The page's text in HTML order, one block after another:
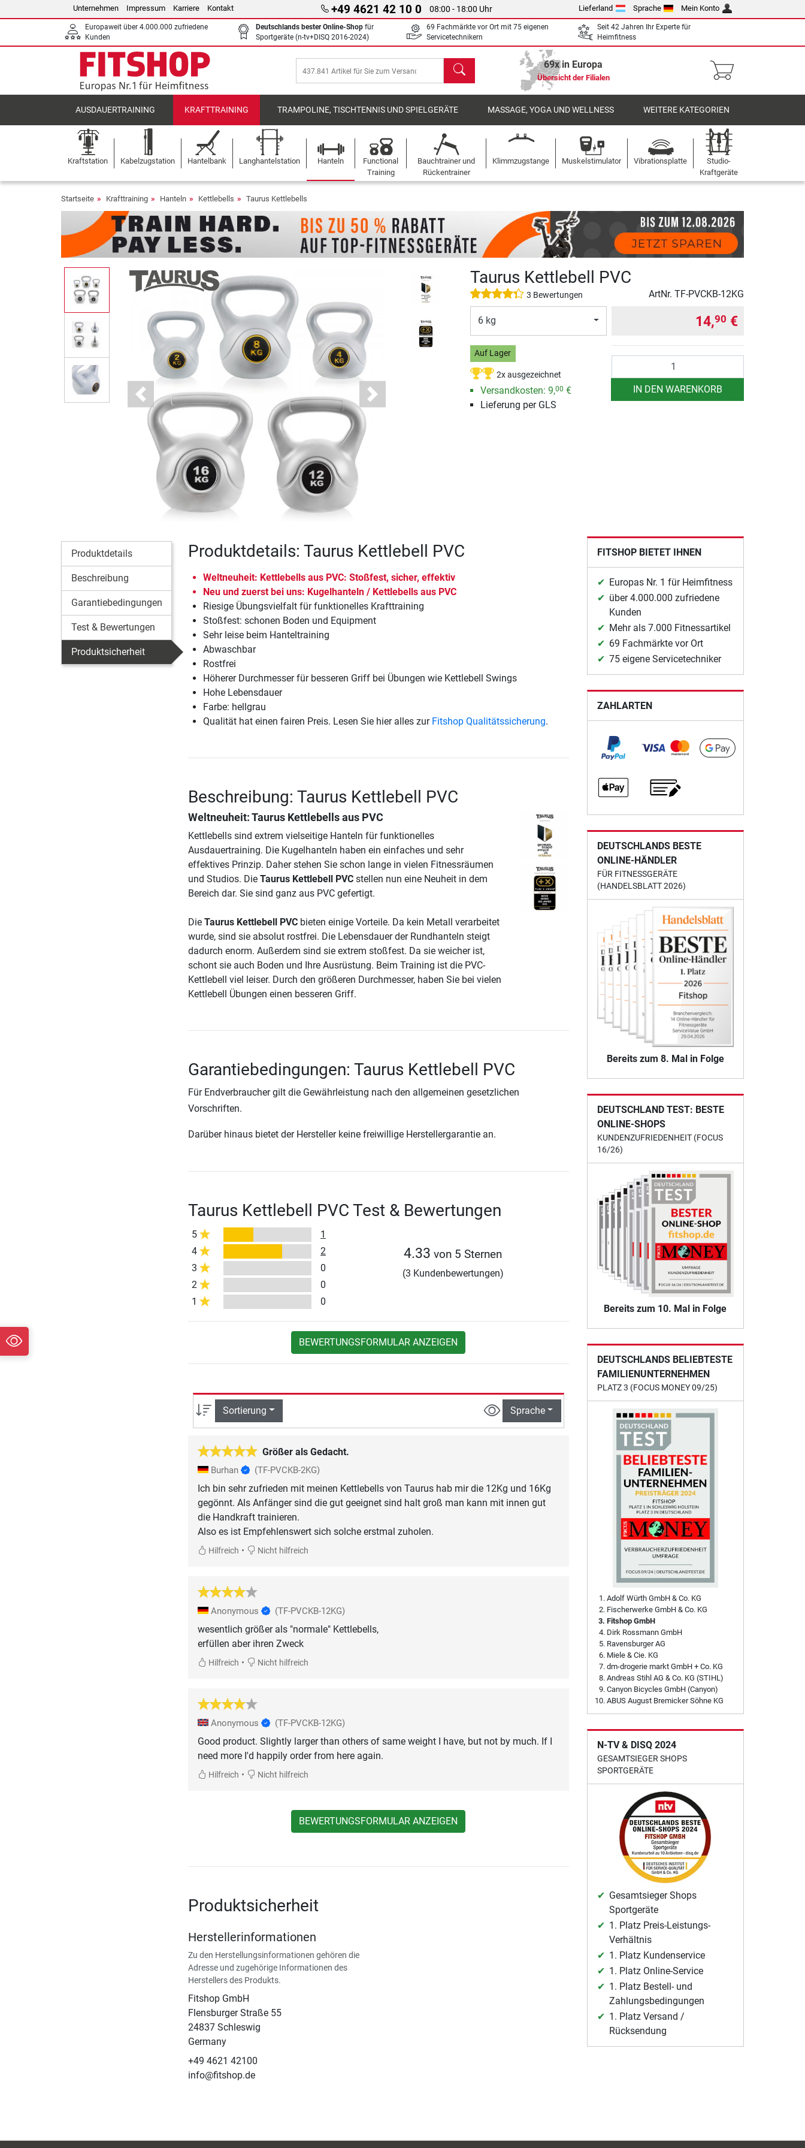
Unternehmen Impressum Karriere Kontakt +49 4621 42 10 0 08:00 - 18:00 Uhr Lieferland Sprache Mein Konto
Europaweit über 4.000.000 zufriedene
Kunden
Deutschlands bester Online-Shop für
Sportgeräte (n-tv+DISQ 2016-2024)
69 Fachmärkte vor Ort mit 75 eigenen
Servicetechnikern
Seit 42 Jahren Ihr Experte für
Heimfitness
Suchen 69x in Europa
Übersicht der Filialen
AUSDAUERTRAINING KRAFTTRAINING TRAMPOLINE, TISCHTENNIS UND SPIELGERÄTE MASSAGE, YOGA UND WELLNESS WEITERE KATEGORIEN
Kraftstation Kabelzugstation Hantelbank Langhantelstation Hanteln
Functional
Training
Bauchtrainer und
Rückentrainer
Klimmzugstange Muskelstimulator Vibrationsplatte
Studio-
Kraftgeräte
Startseite Krafttraining Hanteln Kettlebells Taurus Kettlebells
Previous Next
Taurus Kettlebell PVC
3 Bewertungen ArtNr. TF-PVCKB-12KG
6 kg
Auf Lager
2x ausgezeichnet
Versandkosten:9,00 €
Lieferung per GLS
14,90 €
IN DEN WARENKORB
Produktdetails
Beschreibung
Garantiebedingungen
Test & Bewertungen
Produktsicherheit
Produktdetails: Taurus Kettlebell PVC
Weltneuheit: Kettlebells aus PVC: Stoßfest, sicher, effektiv
Neu und zuerst bei uns: Kugelhanteln / Kettlebells aus PVC
Riesige Übungsvielfalt für funktionelles Krafttraining
Stoßfest: schonen Boden und Equipment
Sehr leise beim Hanteltraining
Abwaschbar
Rostfrei
Höherer Durchmesser für besseren Griff bei Übungen wie Kettlebell Swings
Hohe Lebensdauer
Farbe: hellgrau
Qualität hat einen fairen Preis. Lesen Sie hier alles zur Fitshop Qualitätssicherung.
Beschreibung: Taurus Kettlebell PVC
Weltneuheit: Taurus Kettlebells aus PVC
Kettlebells sind extrem vielseitige Hanteln für funktionelles
Ausdauertraining. Die Kugelhanteln haben ein einfaches und sehr
effektives Prinzip. Daher stehen Sie schon lange in vielen Fitnessräumen
und Studios. Die Taurus Kettlebell PVCstellen nun eine Neuheit in dem
Bereich dar. Sie sind ganz aus PVC gefertigt.
Die Taurus Kettlebell PVCbieten einige Vorteile. Da kein Metall verarbeitet
wurde, sind sie absolut rostfrei. Die Lebensdauer der Rundhanteln steigt
dadurch enorm. Außerdem sind sie extrem stoßfest. Da sie weicher ist,
schont sie auch Boden und Ihre Ausrüstung. Beim Training ist die PVC-
Kettlebell viel leiser. Durch den größeren Durchmesser, haben Sie bei vielen
Kettlebell Übungen einen besseren Griff.
Garantiebedingungen: Taurus Kettlebell PVC
Für Endverbraucher gilt die Gewährleistung nach den allgemeinen gesetzlichen
Vorschriften.
Darüber hinaus bietet der Hersteller keine freiwillige Herstellergarantie an.
Taurus Kettlebell PVC Test & Bewertungen
5
1
4
2
3
0
2
0
1
0
4.33 von 5 Sternen
(3 Kundenbewertungen)
BEWERTUNGSFORMULAR ANZEIGEN
Sortierung Sprache
Größer als Gedacht.
Burhan (TF-PVCKB-2KG)
Ich bin sehr zufrieden mit meinen Kettlebells von Taurus hab mir die 12Kg und 16Kg
gegönnt. Als Anfänger sind die gut geeignet sind halt groß man kann mit innen gut
die Handkraft trainieren.
Also es ist Empfehlenswert sich solche erstmal zuholen.
Hilfreich • Nicht hilfreich
Anonymous (TF-PVCKB-12KG)
wesentlich größer als "normale" Kettlebells,
erfüllen aber ihren Zweck
Hilfreich • Nicht hilfreich
Anonymous (TF-PVCKB-12KG)
Good product. Slightly larger than others of same weight I have, but not by much. If I
need more I'd happily order from here again.
Hilfreich • Nicht hilfreich
BEWERTUNGSFORMULAR ANZEIGEN
Produktsicherheit
Herstellerinformationen
Zu den Herstellungsinformationen gehören die
Adresse und zugehörige Informationen des
Herstellers des Produkts.
Fitshop GmbH
Flensburger Straße 55
24837 Schleswig
Germany
+49 4621 42100
info@fitshop.de
FITSHOP BIETET IHNEN
Europas Nr. 1 für Heimfitness
über 4.000.000 zufriedene
Kunden
Mehr als 7.000 Fitnessartikel
69 Fachmärkte vor Ort
75 eigene Servicetechniker
ZAHLARTEN
DEUTSCHLANDS BESTE
ONLINE-HÄNDLER
FÜR FITNESSGERÄTE
(HANDELSBLATT 2026)
Bereits zum 8. Mal in Folge
DEUTSCHLAND TEST: BESTE
ONLINE-SHOPS
KUNDENZUFRIEDENHEIT (FOCUS
16/26)
Bereits zum 10. Mal in Folge
DEUTSCHLANDS BELIEBTESTE
FAMILIENUNTERNEHMEN
PLATZ 3 (FOCUS MONEY 09/25)
Adolf Würth GmbH & Co. KG
Fischerwerke GmbH & Co. KG
Fitshop GmbH
Dirk Rossmann GmbH
Ravensburger AG
Miele & Cie. KG
dm-drogerie markt GmbH + Co. KG
Andreas Stihl AG & Co. KG (STIHL)
Canyon Bicycles GmbH (Canyon)
ABUS August Bremicker Söhne KG
N-TV & DISQ 2024
GESAMTSIEGER SHOPS
SPORTGERÄTE
Gesamtsieger Shops
Sportgeräte
1. Platz Preis-Leistungs-
Verhältnis
1. Platz Kundenservice
1. Platz Online-Service
1. Platz Bestell- und
Zahlungsbedingungen
1. Platz Versand /
Rücksendung